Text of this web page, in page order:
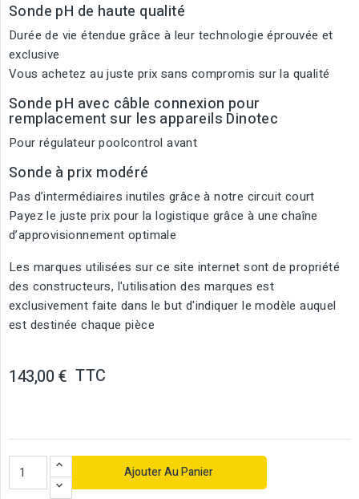
Sonde pH de haute qualité
Durée de vie étendue grâce à leur technologie éprouvée et
exclusive
Vous achetez au juste prix sans compromis sur la qualité
Sonde pH avec câble connexion pour
remplacement sur les appareils Dinotec
Pour régulateur poolcontrol avant
Sonde à prix modéré
Pas d’intermédiaires inutiles grâce à notre circuit court
Payez le juste prix pour la logistique grâce à une chaîne
d’approvisionnement optimale
Les marques utilisées sur ce site internet sont de propriété
des constructeurs, l'utilisation des marques est
exclusivement faite dans le but d'indiquer le modèle auquel
est destinée chaque pièce
143,00 € TTC
Ajouter Au Panier